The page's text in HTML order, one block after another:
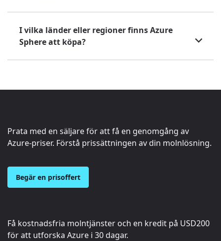
I vilka länder eller regioner finns Azure
Sphere att köpa?
Prata med en säljare för att få en genomgång av
Azure-priser. Förstå prissättningen av din molnlösning.
Begär en prisoffert
Få kostnadsfria molntjänster och en kredit på USD200
för att utforska Azure i 30 dagar.